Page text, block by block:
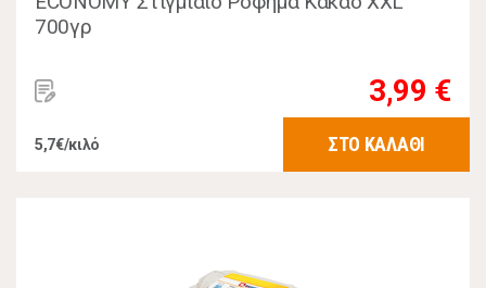
700γρ
3,99 €
5,7€/κιλό ΣΤΟ ΚΑΛΑΘΙ